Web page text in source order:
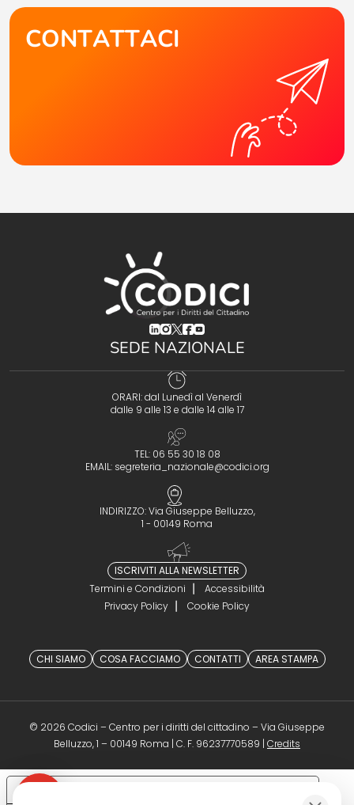
CONTATTACI
(opens in a new tab)
(opens in a new tab)
(opens in a new tab)
(opens in a new tab)
(opens in a new tab)
SEDE NAZIONALE
ORARI: dal Lunedì al Venerdì
dalle 9 alle 13 e dalle 14 alle 17
TEL: 06 55 30 18 08
EMAIL: segreteria_nazionale@codici.org
INDIRIZZO: Via Giuseppe Belluzzo,
1 - 00149 Roma
ISCRIVITI ALLA NEWSLETTER
Termini e Condizioni
Accessibilità
Privacy Policy
Cookie Policy
CHI SIAMO COSA FACCIAMO CONTATTI AREA STAMPA
© 2026 Codici – Centro per i diritti del cittadino – Via Giuseppe
Belluzzo, 1 – 00149 Roma | C. F. 96237770589 | Credits